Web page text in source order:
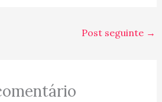
Post seguinte →